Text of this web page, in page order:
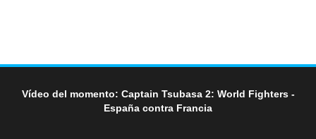
Vídeo del momento: Captain Tsubasa 2: World Fighters -
España contra Francia